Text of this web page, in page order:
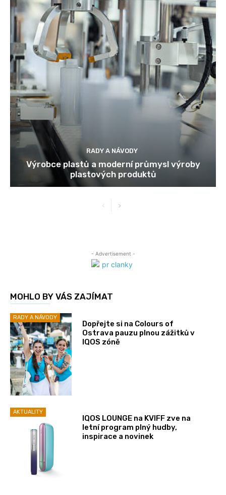
RADY A NÁVODY
Výrobce plastů a moderní průmysl výroby
plastových produktů
- Advertisement -
MOHLO BY VÁS ZAJÍMAT
RADY A NÁVODY
Dopřejte si na Colours of
Ostrava pauzu plnou zážitků v
IQOS zóně
AKTUALITY
IQOS LOUNGE na KVIFF zve na
letní program plný hudby,
inspirace a novinek